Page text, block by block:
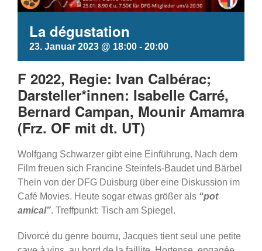
La dégustation
23. Januar 2023 @ 18:00 - 20:00
F 2022, Regie: Ivan Calbérac;
Darsteller*innen: Isabelle Carré,
Bernard Campan, Mounir Amamra
(Frz. OF mit dt. UT)
Wolfgang Schwarzer gibt eine Einführung. Nach dem
Film freuen sich Francine Steinfels-Baudet und Bärbel
Thein von der DFG Duisburg über eine Diskussion im
Café Movies. Heute sogar etwas größer als “pot
amical”. Treffpunkt: Tisch am Spiegel.
Divorcé du genre bourru, Jacques tient seul une petite